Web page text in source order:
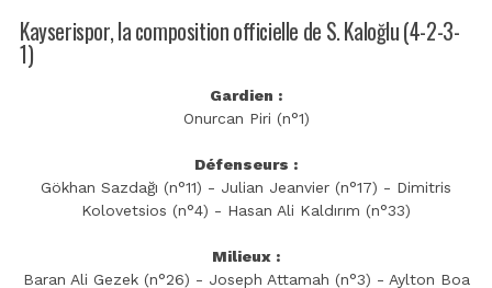
Kayserispor, la composition officielle de S. Kaloğlu (4-2-3-
1)
Gardien :
Onurcan Piri (n°1)
Défenseurs :
Gökhan Sazdağı (n°11) - Julian Jeanvier (n°17) - Dimitris
Kolovetsios (n°4) - Hasan Ali Kaldırım (n°33)
Milieux :
Baran Ali Gezek (n°26) - Joseph Attamah (n°3) - Aylton Boa